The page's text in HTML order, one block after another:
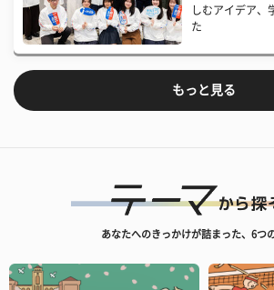
しむアイデア、
た
もっと見る
あなたへのきっかけが詰まった、6つ